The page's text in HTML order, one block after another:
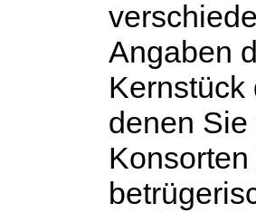
Angaben
denen